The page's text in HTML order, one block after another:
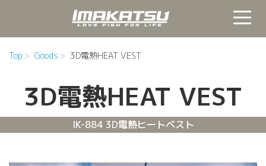
Top Goods 3D電熱HEAT VEST
3D電熱HEAT VEST
IK-884 3D電熱ヒートベスト